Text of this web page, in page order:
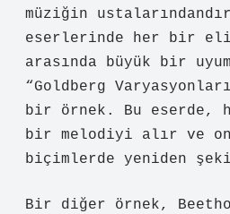
müziğin
eserlerinde her bir
arasında büyük bir
“Goldberg
bir örnek. Bu eserde,
bir melodiyi alır ve
biçimlerde yeniden
Bir diğer örnek,